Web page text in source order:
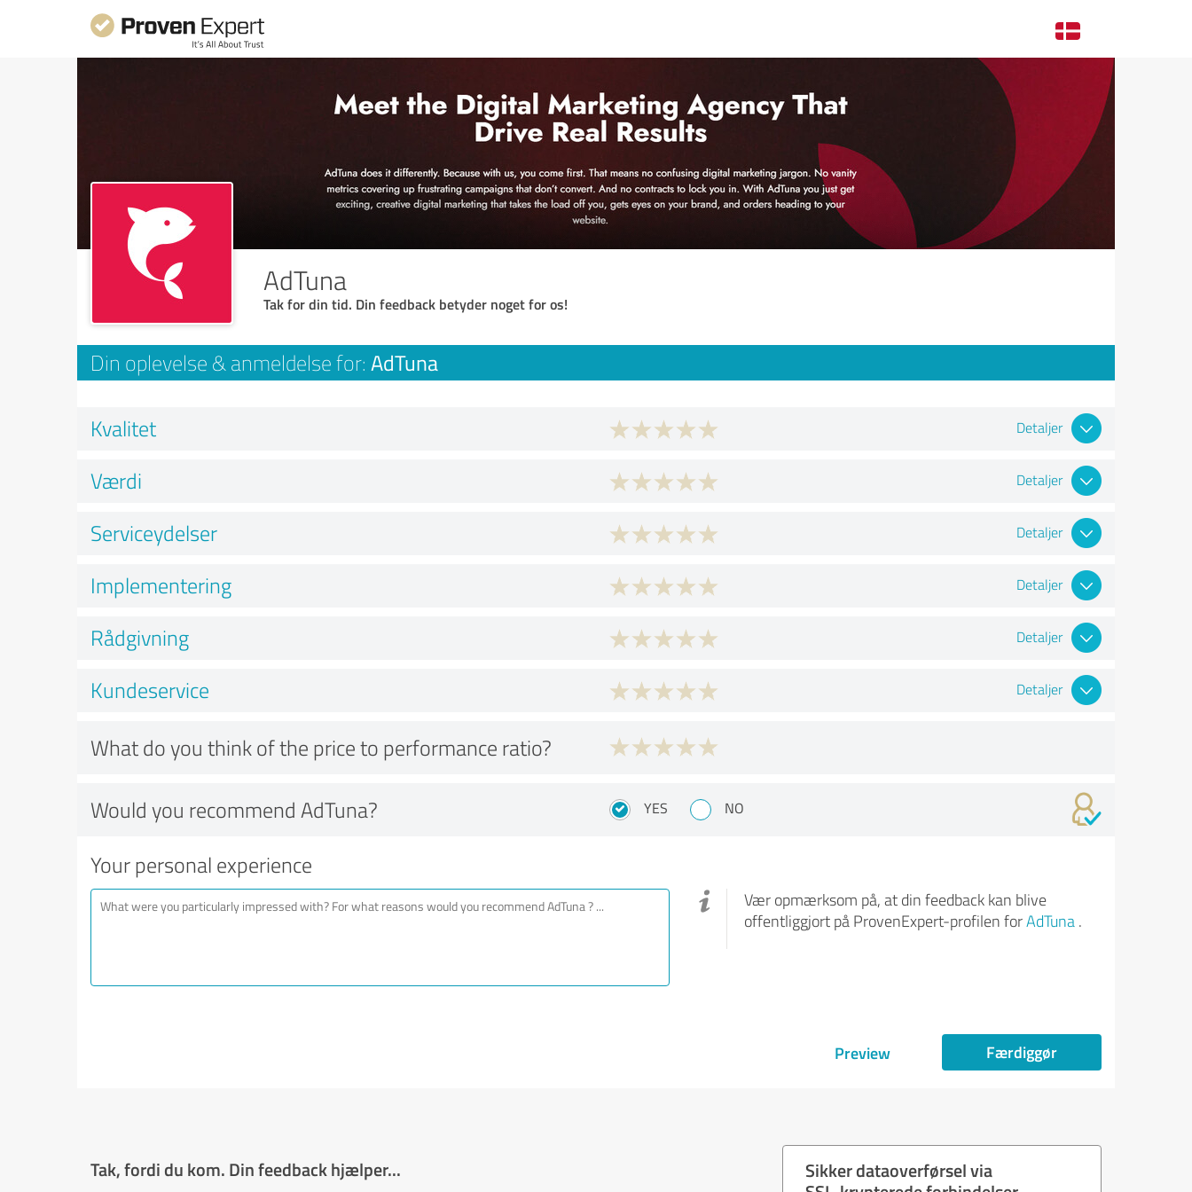
AdTuna
Tak for din tid. Din feedback betyder noget for os!
Din oplevelse & anmeldelse for: AdTuna
Kvalitet Detaljer
Værdi Detaljer
Serviceydelser Detaljer
Implementering Detaljer
Rådgivning Detaljer
Kundeservice Detaljer
What do you think of the price to performance ratio?
Would you recommend AdTuna? YES NO
Your personal experience
Vær opmærksom på, at din feedback kan blive
offentliggjort på ProvenExpert-profilen forAdTuna.
Preview Færdiggør
Tak, fordi du kom. Din feedback hjælper...
Sikker dataoverførsel via